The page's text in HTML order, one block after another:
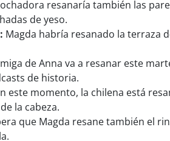
resanaría también las
de yeso.
Magda habría resanado la terraza
de Anna va a resanar este
de historia.
este momento, la chilena está
la cabeza.
que Magda resane también el